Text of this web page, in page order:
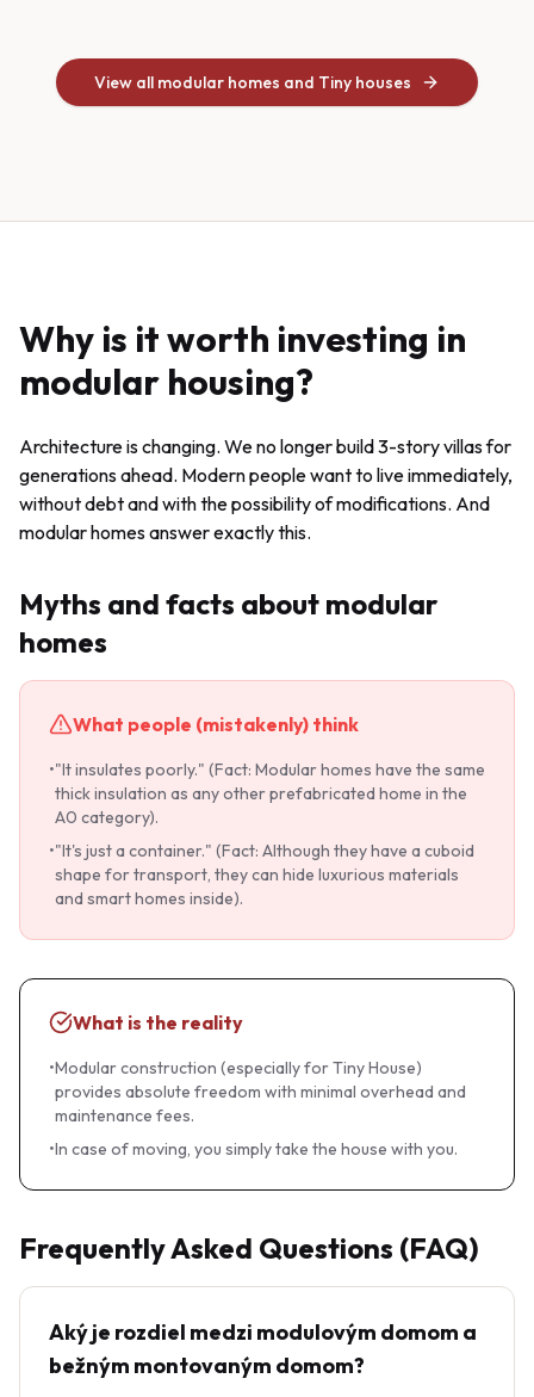
Prírodný drevený obklad alebo laminátové panely ✔
VYBAVENIE V CENE Kúpeľňa: Umývadlo, Geberit WC,
umývadlo, drez a WC Vykurovanie: Elektrické (zásuvky
View all modular homes and Tiny houses
Why is it worth investing in
modular housing?
Architecture is changing. We no longer build 3-story villas for
generations ahead. Modern people want to live immediately,
without debt and with the possibility of modifications. And
modular homes answer exactly this.
Myths and facts about modular
homes
What people (mistakenly) think
•"It insulates poorly." (Fact: Modular homes have the same
thick insulation as any other prefabricated home in the
A0 category).
•"It's just a container." (Fact: Although they have a cuboid
shape for transport, they can hide luxurious materials
and smart homes inside).
What is the reality
•Modular construction (especially for Tiny House)
provides absolute freedom with minimal overhead and
maintenance fees.
•In case of moving, you simply take the house with you.
Frequently Asked Questions (FAQ)
Aký je rozdiel medzi modulovým domom a
bežným montovaným domom?